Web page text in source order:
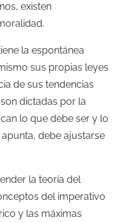
existen
la espontánea
sus propias leyes
de sus tendencias
dictadas por la
lo que debe ser y lo
debe ajustarse
la teoría del
del imperativo
y las máximas